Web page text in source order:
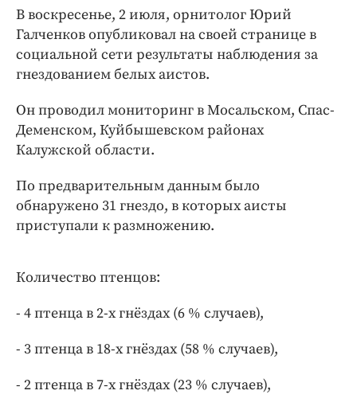
Издания
Медиаперсона
Интересное чтиво
Клиника года
Бренд года
Работодатель года
В воскресенье, 2 июля, орнитолог Юрий
Галченков опубликовал на своей странице в
социальной сети результаты наблюдения за
гнездованием белых аистов.
Он проводил мониторинг в Мосальском, Спас-
Деменском, Куйбышевском районах
Калужской области.
По предварительным данным было
обнаружено 31 гнездо, в которых аисты
приступали к размножению.
Количество птенцов:
- 4 птенца в 2-х гнёздах (6 % случаев),
- 3 птенца в 18-х гнёздах (58 % случаев),
- 2 птенца в 7-х гнёздах (23 % случаев),